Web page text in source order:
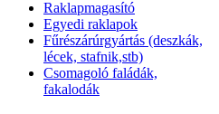
Raklapmagasító
Egyedi raklapok
Fűrészárúrgyártás (deszkák,
lécek, stafnik,stb)
Csomagoló faládák,
fakalodák